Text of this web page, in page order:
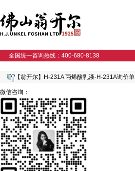
全国统一咨询热线：400-680-8138
【翁开尔】H-231A 丙烯酸乳液-H-231A询价单
微信咨询：